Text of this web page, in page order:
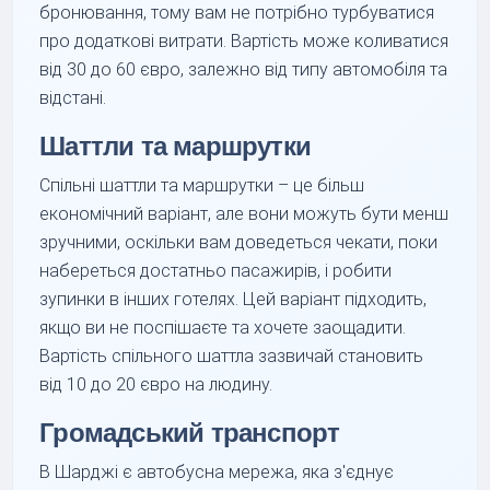
бронювання, тому вам не потрібно турбуватися
про додаткові витрати. Вартість може коливатися
від 30 до 60 євро, залежно від типу автомобіля та
відстані.
Шаттли та маршрутки
Спільні шаттли та маршрутки – це більш
економічний варіант, але вони можуть бути менш
зручними, оскільки вам доведеться чекати, поки
набереться достатньо пасажирів, і робити
зупинки в інших готелях. Цей варіант підходить,
якщо ви не поспішаєте та хочете заощадити.
Вартість спільного шаттла зазвичай становить
від 10 до 20 євро на людину.
Громадський транспорт
В Шарджі є автобусна мережа, яка з'єднує